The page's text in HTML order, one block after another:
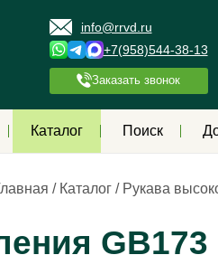
info@rrvd.ru
+7(958)544-38-13
Заказать звонок
Каталог Поиск
/ Каталог / Рукава
GB173